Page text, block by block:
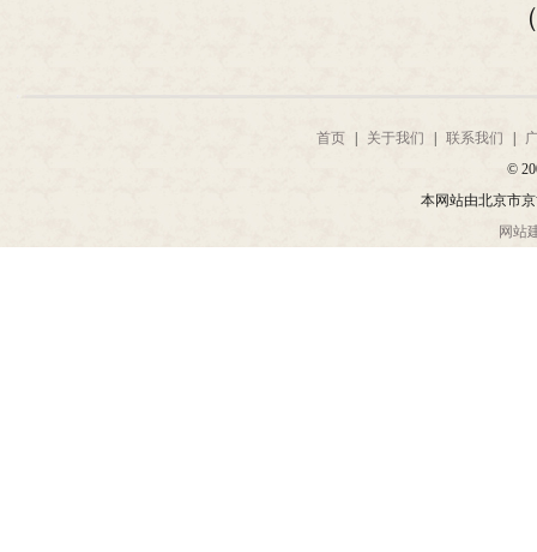
首页 关于我们 联系我们
©
本网站由北京市
网站